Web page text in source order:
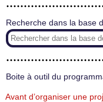
Recherche dans la base
Boite à outil du
Avant d’organiser une